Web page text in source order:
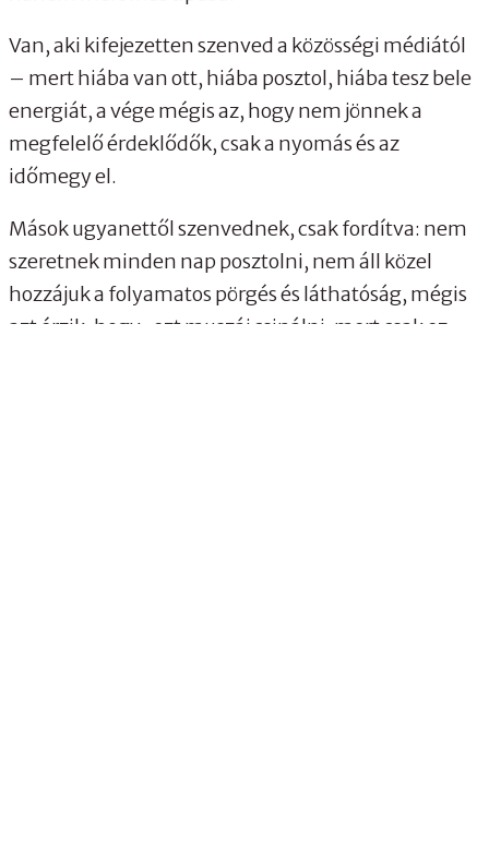
Van, aki kifejezetten szenved a közösségi médiától
– mert hiába van ott, hiába posztol, hiába tesz bele
energiát, a vége mégis az, hogy nem jönnek a
megfelelő érdeklődők, csak a nyomás és az
időmegy el.
Mások ugyanettől szenvednek, csak fordítva: nem
szeretnek minden nap posztolni, nem áll közel
hozzájuk a folyamatos pörgés és láthatóság, mégis
azt érzik, hogy „ezt muszáj csinálni, mert csak ez